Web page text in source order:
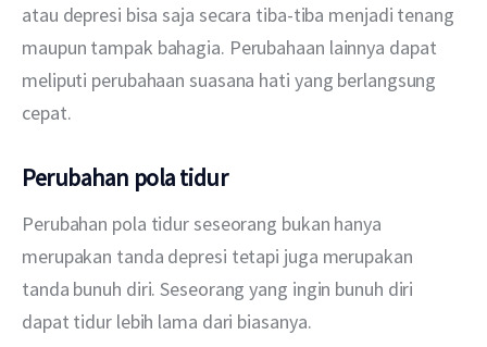
atau depresi bisa saja secara tiba-tiba menjadi tenang
maupun tampak bahagia. Perubahaan lainnya dapat
meliputi perubahaan suasana hati yang berlangsung
cepat.
Perubahan pola tidur
Perubahan pola tidur seseorang bukan hanya
merupakan tanda depresi tetapi juga merupakan
tanda bunuh diri. Seseorang yang ingin bunuh diri
dapat tidur lebih lama dari biasanya.